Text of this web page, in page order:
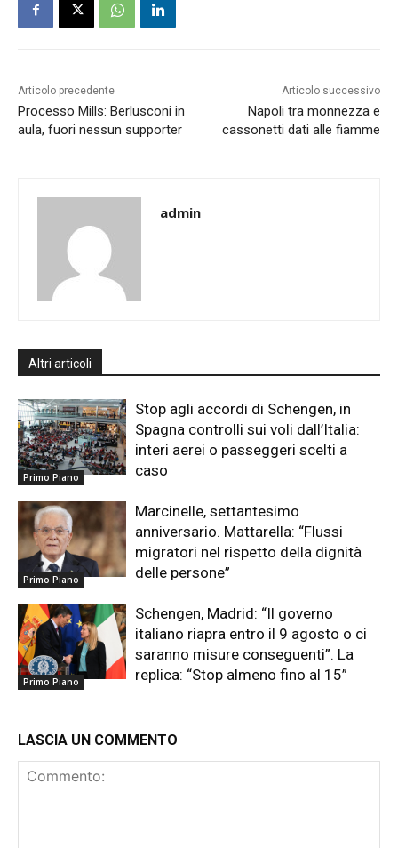
Articolo precedente
Processo Mills: Berlusconi in
aula, fuori nessun supporter
Articolo successivo
Napoli tra monnezza e
cassonetti dati alle fiamme
admin
Altri articoli
Primo Piano
Stop agli accordi di Schengen, in
Spagna controlli sui voli dall’Italia:
interi aerei o passeggeri scelti a
caso
Primo Piano
Marcinelle, settantesimo
anniversario. Mattarella: “Flussi
migratori nel rispetto della dignità
delle persone”
Primo Piano
Schengen, Madrid: “Il governo
italiano riapra entro il 9 agosto o ci
saranno misure conseguenti”. La
replica: “Stop almeno fino al 15”
LASCIA UN COMMENTO